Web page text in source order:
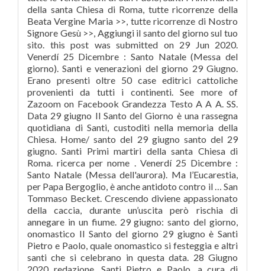
della santa Chiesa di Roma, tutte ricorrenze della
Beata Vergine Maria >>, tutte ricorrenze di Nostro
Signore Gesù >>, Aggiungi il santo del giorno sul tuo
sito. this post was submitted on 29 Jun 2020.
Venerdí 25 Dicembre : Santo Natale (Messa del
giorno). Santi e venerazioni del giorno 29 Giugno.
Erano presenti oltre 50 case editrici cattoliche
provenienti da tutti i continenti. See more of
Zazoom on Facebook Grandezza Testo A A A. SS.
Data 29 giugno Il Santo del Giorno è una rassegna
quotidiana di Santi, custoditi nella memoria della
Chiesa. Home/ santo del 29 giugno santo del 29
giugno. Santi Primi martiri della santa Chiesa di
Roma. ricerca per nome . Venerdí 25 Dicembre :
Santo Natale (Messa dell'aurora). Ma l’Eucarestia,
per Papa Bergoglio, è anche antidoto contro il … San
Tommaso Becket. Crescendo diviene appassionato
della caccia, durante un’uscita però rischia di
annegare in un fiume. 29 giugno: santo del giorno,
onomastico Il Santo del giorno 29 giugno è Santi
Pietro e Paolo, quale onomastico si festeggia e altri
santi che si celebrano in questa data. 28 Giugno